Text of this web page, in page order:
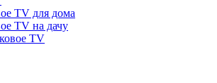
TV для дома
TV на дачу
TV